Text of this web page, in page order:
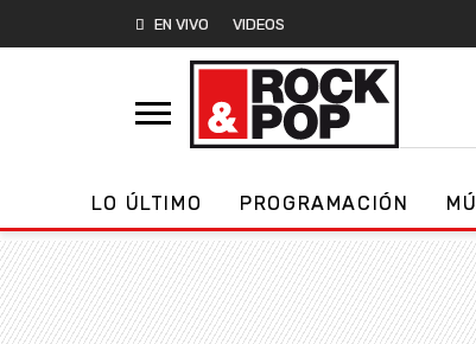
EN VIVO VIDEOS
LO ÚLTIMO PROGRAMACIÓN